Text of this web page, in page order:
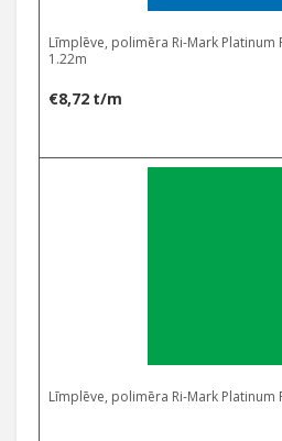
Līmplēve, polimēra Ri-Mark Platinum
1.22m
€8,72 t/m
Līmplēve, polimēra Ri-Mark Platinum